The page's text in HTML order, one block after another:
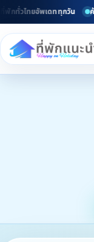
กทั่วไทยอัพเดททุกวัน ค้